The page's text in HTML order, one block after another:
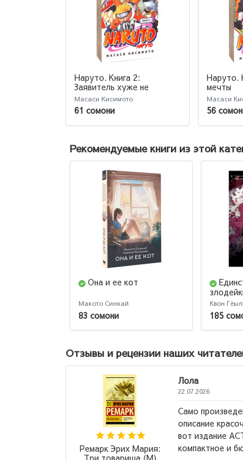
Наруто. Книга 2:
Заявитель хуже не
придумаешь
Масаси Кисимото
61 сомони
Наруто.
мечты
Масаси
56
Рекомендуемые книги из этой
Она и ее кот
Макото Синкай
83 сомони
Квон
185
Отзывы и рецензии наших
Ремарк Эрих Мария:
Лола
22.07.2026
Само произведение яркое и
описание красочное, Ремарк -
вот издание АСТ, оно конечно
компактное и бюджетное. Одно